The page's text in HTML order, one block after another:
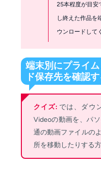
25本程度が目安
し終えた作品を
ウンロードして
端末別にプライ
ド保存先を確認
クイズ: では、ダウ
Videoの動画を、パ
通の動画ファイルの
所を移動したりする